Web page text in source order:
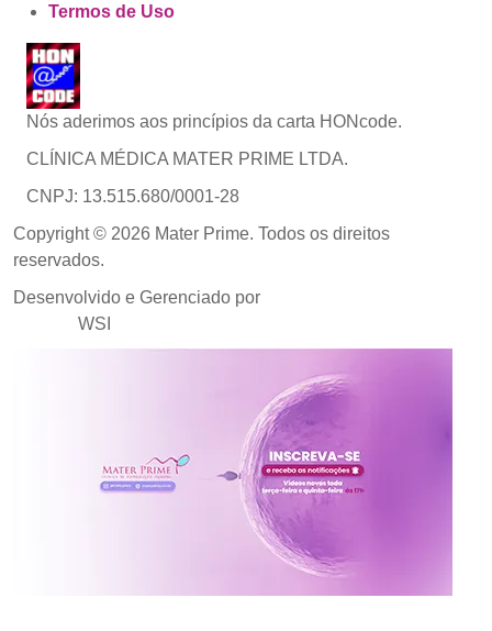
Termos de Uso
Nós aderimos aos princípios da carta HONcode.
CLÍNICA MÉDICA MATER PRIME LTDA.
CNPJ: 13.515.680/0001-28
Copyright © 2026 Mater Prime. Todos os direitos
reservados.
Desenvolvido e Gerenciado por
WSI